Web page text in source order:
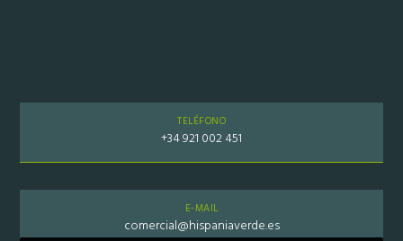
TELÉFONO
+34 921 002 451
E-MAIL
comercial@hispaniaverde.es